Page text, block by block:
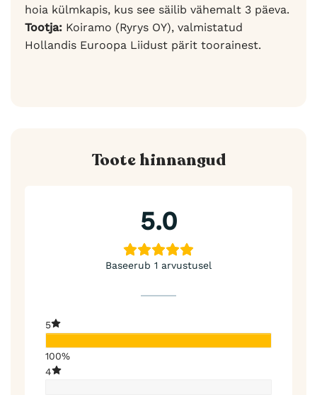
hoia külmkapis, kus see säilib vähemalt 3 päeva.
Tootja: Koiramo (Ryrys OY), valmistatud
Hollandis Euroopa Liidust pärit toorainest.
Toote hinnangud
5.0
Baseerub 1 arvustusel
5
100%
4